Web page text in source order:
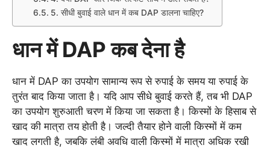
5. सीधी बुवाई वाले धान में कब DAP डालना चाहिए?
धान में DAP कब देना है
धान में DAP का उपयोग सामान्य रूप से रुपाई के समय या रुपाई के
तुरंत बाद किया जाता है। यदि आप सीधे बुवाई करते हैं, तब भी DAP
का उपयोग शुरुआती चरण में किया जा सकता है। किस्मों के हिसाब से
खाद की मात्रा तय होती है। जल्दी तैयार होने वाली किस्मों में कम
खाद लगती है, जबकि लंबी अवधि वाली किस्मों में मात्रा अधिक रखी